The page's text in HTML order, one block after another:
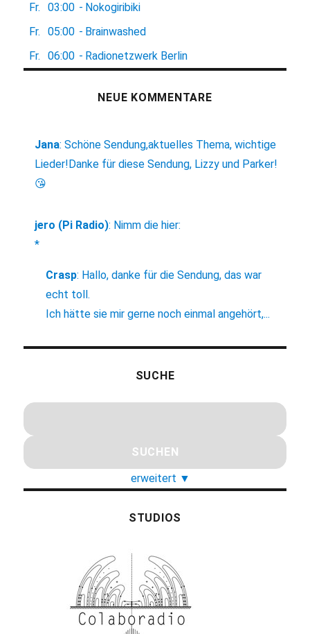
Fr.
03:00 - Nokogiribiki
Fr.
05:00 - Brainwashed
Fr.
06:00 - Radionetzwerk Berlin
NEUE KOMMENTARE
Jana:Schöne Sendung,aktuelles Thema, wichtige
Lieder!Danke für diese Sendung, Lizzy und Parker!
😘
jero (Pi Radio): Nimm die hier:
*
Crasp: Hallo, danke für die Sendung, das war
echt toll.
Ich hätte sie mir gerne noch einmal angehört,...
SUCHE
erweitert ▼
STUDIOS